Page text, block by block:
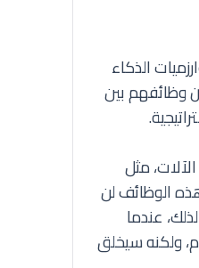
الذكاء
وظائفهم بين
مثل
الوظائف لن
عندما
ولكنه سيخلق